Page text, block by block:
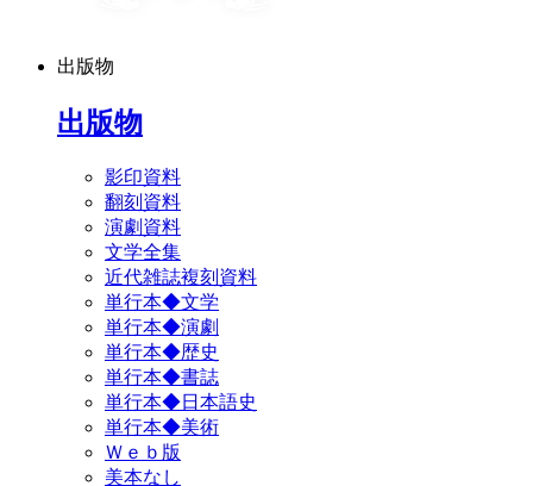
出版物
出版物
影印資料
翻刻資料
演劇資料
文学全集
近代雑誌複刻資料
単行本◆文学
単行本◆演劇
単行本◆歴史
単行本◆書誌
単行本◆日本語史
単行本◆美術
Ｗｅｂ版
美本なし